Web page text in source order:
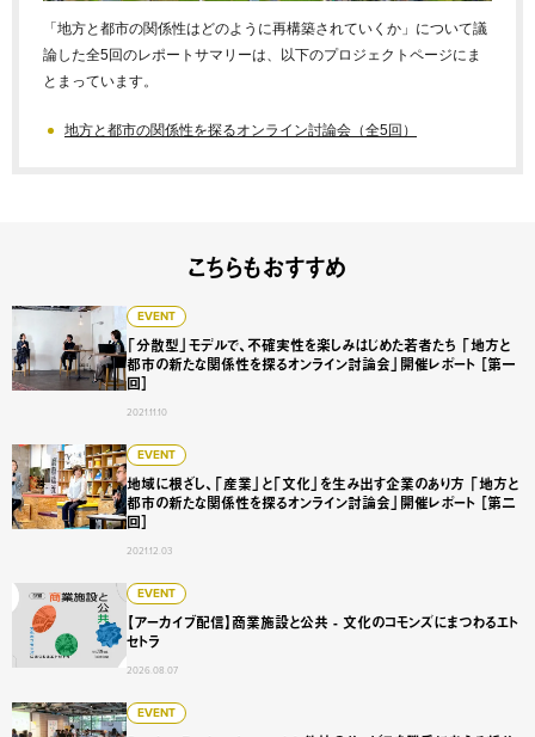
「地方と都市の関係性はどのように再構築されていくか」について議
論した全5回のレポートサマリーは、以下のプロジェクトページにま
とまっています。
地方と都市の関係性を探るオンライン討論会（全5回）
こちらもおすすめ
EVENT
「分散型」モデルで、不確実性を楽しみはじめた若者たち 「地方と
都市の新たな関係性を探るオンライン討論会」開催レポート ［第一
回］
2021.11.10
「分散型」モデルで、不確実性を楽しみはじめた若者たち
EVENT
地域に根ざし、「産業」と「文化」を生み出す企業のあり方 「地方と
都市の新たな関係性を探るオンライン討論会」開催レポート ［第二
回］
2021.12.03
地域に根ざし、「産業」と「文化」を生み出す企業のあり
EVENT
【アーカイブ配信】商業施設と公共 - 文化のコモンズにまつわるエト
セトラ
2026.08.07
【アーカイブ配信】商業施設と公共 - 文化のコモンズにまつ
EVENT
Service Design Jam vol.4 他社のサービスを勝手に考える